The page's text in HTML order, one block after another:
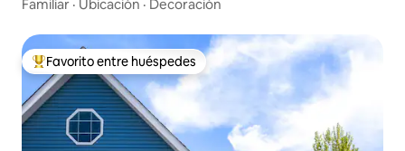
Familiar · Ubicación · Decoración
De los mejores en Favorito entre huéspedes
Favorito entre huéspedes